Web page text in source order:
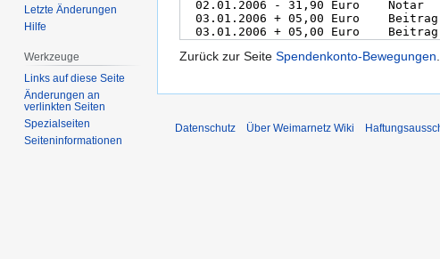
Zurück zur Seite Spendenkonto-Bewegungen.
Letzte Änderungen
Hilfe
Werkzeuge
Links auf diese Seite
Änderungen an
verlinkten Seiten
Spezialseiten
Seiten­informationen
Datenschutz Über Weimarnetz Wiki